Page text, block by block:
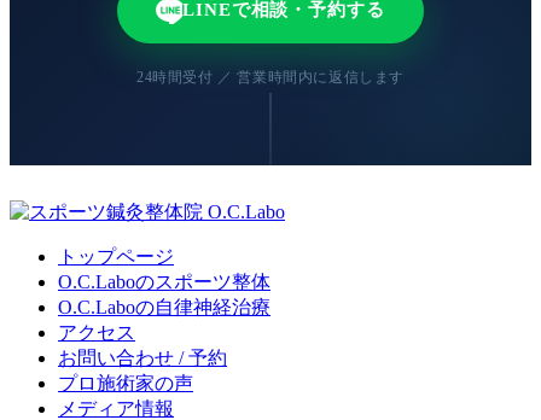
LINEで相談・予約する
24時間受付 ／ 営業時間内に返信します
トップページ
O.C.Laboのスポーツ整体
O.C.Laboの自律神経治療
アクセス
お問い合わせ / 予約
プロ施術家の声
メディア情報